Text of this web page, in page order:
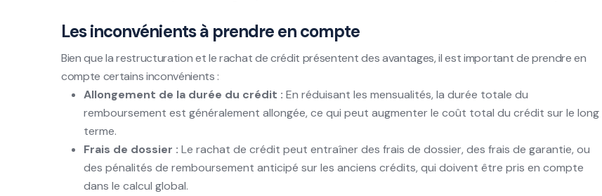
Les inconvénients à prendre en compte
Bien que la restructuration et le rachat de crédit présentent des avantages, il est important de prendre en
compte certains inconvénients :
Allongement de la durée du crédit : En réduisant les mensualités, la durée totale du
remboursement est généralement allongée, ce qui peut augmenter le coût total du crédit sur le long
terme.
Frais de dossier : Le rachat de crédit peut entraîner des frais de dossier, des frais de garantie, ou
des pénalités de remboursement anticipé sur les anciens crédits, qui doivent être pris en compte
dans le calcul global.